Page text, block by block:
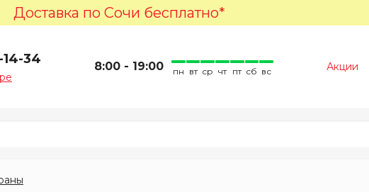
Доставка по Сочи бесплатно*
34 8:00 - 19:00 пн вт ср чт пт сб вс Акции